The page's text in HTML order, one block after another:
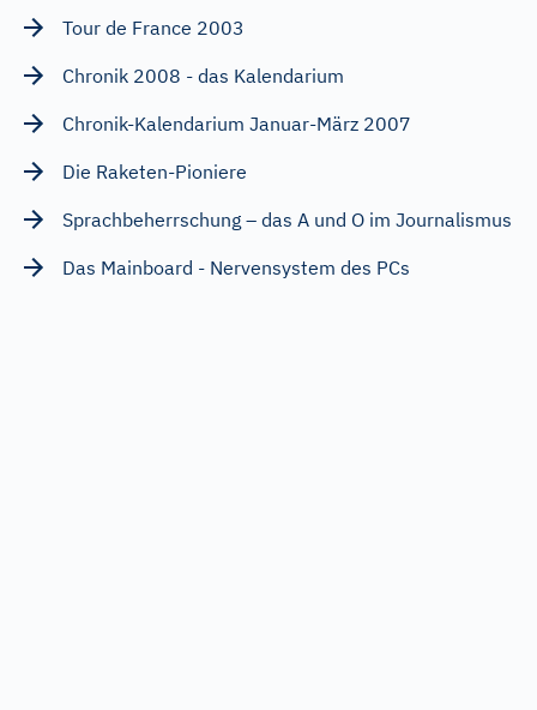
Tour de France 2003
Chronik 2008 - das Kalendarium
Chronik-Kalendarium Januar-März 2007
Die Raketen-Pioniere
Sprachbeherrschung – das A und O im Journalismus
Das Mainboard - Nervensystem des PCs